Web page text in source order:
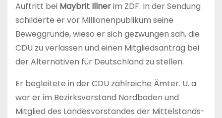
Auftritt bei Maybrit Illnerim ZDF. In der Sendung
schilderte er vor Millionenpublikum seine
Beweggründe, wieso er sich gezwungen sah, die
CDU zu verlassen und einen Mitgliedsantrag bei
der Alternativen für Deutschland zu stellen.
Er begleitete in der CDU zahlreiche Ämter. U. a.
war er im Bezirksvorstand Nordbaden und
Mitglied des Landesvorstandes der Mittelstands-